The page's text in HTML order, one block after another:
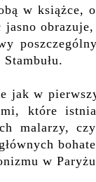
w książce,
jasno
jak w
które
malarzy,
w